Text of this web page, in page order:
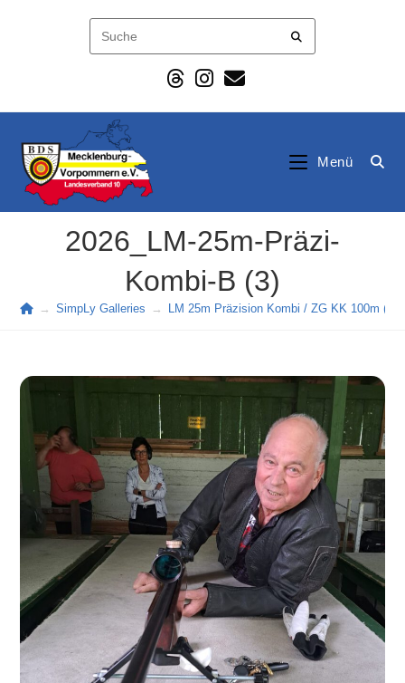
Menü
2026_LM-25m-Präzi-
Kombi-B (3)
→ SimpLy Galleries → LM 25m Präzision Kombi / ZG KK 100m